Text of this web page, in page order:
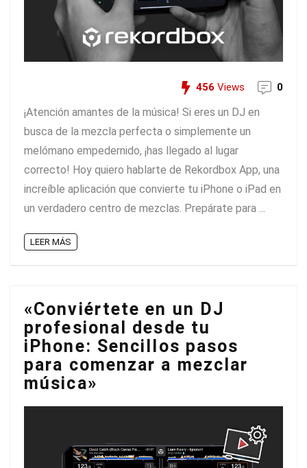
456 Views 0
¡Atención amantes de la música! Si eres un DJ en
busca de la mezcla perfecta o simplemente un
melómano empedernido, ¡has llegado al lugar
correcto! Hoy quiero hablarte de Rekordbox App, una
increíble aplicación que convierte tu iPhone o iPad en
un verdadero centro de mezclas. Prepárate para ...
LEER MÁS
«Conviértete en un DJ
profesional desde tu
iPhone: Sencillos pasos
para comenzar a mezclar
música»